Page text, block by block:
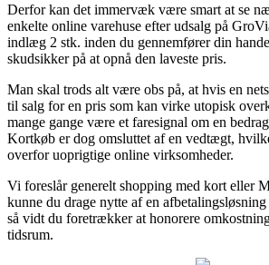
Derfor kan det immervæk være smart at se
enkelte online varehuse efter udsalg på
indlæg 2 stk. inden du gennemfører din
skudsikker på at opnå den laveste pris.
Man skal trods alt være obs på, at hvis en
til salg for en pris som kan virke utopisk
mange gange være et faresignal om en
Kortkøb er dog omsluttet af en vedtægt,
overfor uoprigtige online virksomheder.
Vi foreslår generelt shopping med kort eller
kunne du drage nytte af en
så vidt du foretrækker at honorere
tidsrum.